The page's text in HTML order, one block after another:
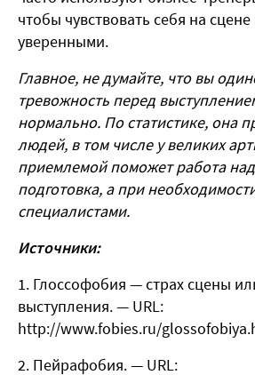
чтобы чувствовать себя на
уверенными.
Главное, не думайте, что вы
тревожность перед
нормально. По статистике, она
людей, в том числе у великих
приемлемой поможет работа
подготовка, а при
специалистами.
Источники:
Глоссофобия — страх сцены
выступления. — URL:
http://www.fobies.ru/
Пейрафобия. — URL: